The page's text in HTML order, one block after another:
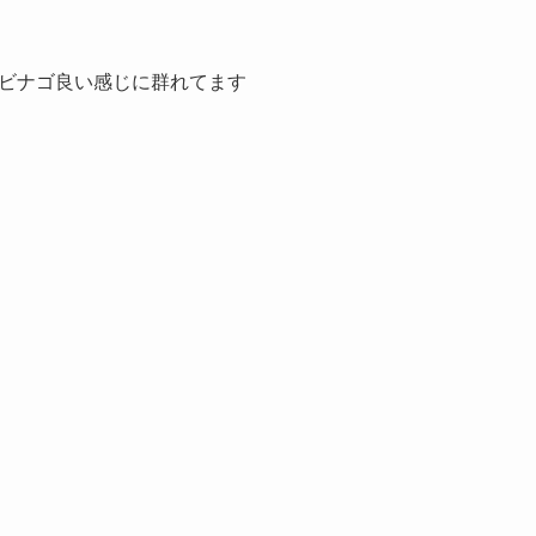
ナゴ良い感じに群れてます